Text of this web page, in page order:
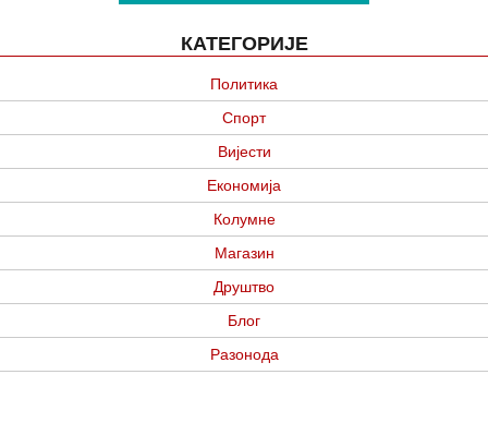
КАТЕГОРИЈЕ
Политика
Спорт
Вијести
Економија
Колумне
Магазин
Друштво
Блог
Разонода